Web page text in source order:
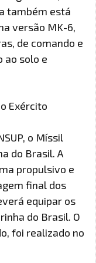
também está
versão MK-6,
de comando e
ao solo e
Exército
o Míssil
do Brasil. A
propulsivo e
final dos
equipar os
do Brasil. O
foi realizado no